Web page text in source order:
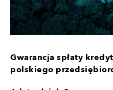
Gwarancja spłaty
polskiego